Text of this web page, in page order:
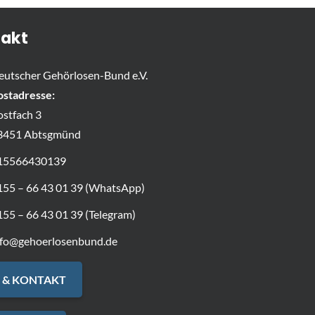
Gehörlosen-Bund e.V.
3
Abtsgmünd
– 66 43 01 39 (WhatsApp)
– 66 43 01 39 (Telegram)
& KONTAKT